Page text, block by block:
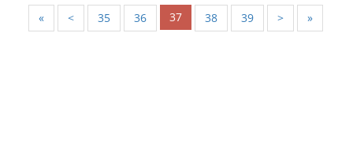
« < 35 36 37 38 39 > »